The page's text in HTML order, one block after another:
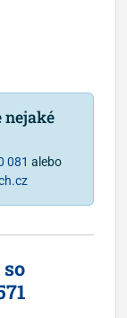
nejaké
081 alebo